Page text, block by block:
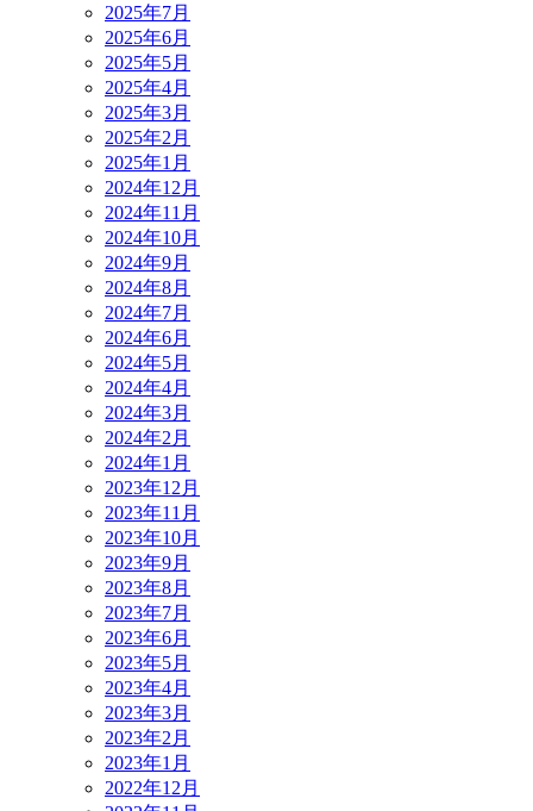
2025年7月
2025年6月
2025年5月
2025年4月
2025年3月
2025年2月
2025年1月
2024年12月
2024年11月
2024年10月
2024年9月
2024年8月
2024年7月
2024年6月
2024年5月
2024年4月
2024年3月
2024年2月
2024年1月
2023年12月
2023年11月
2023年10月
2023年9月
2023年8月
2023年7月
2023年6月
2023年5月
2023年4月
2023年3月
2023年2月
2023年1月
2022年12月